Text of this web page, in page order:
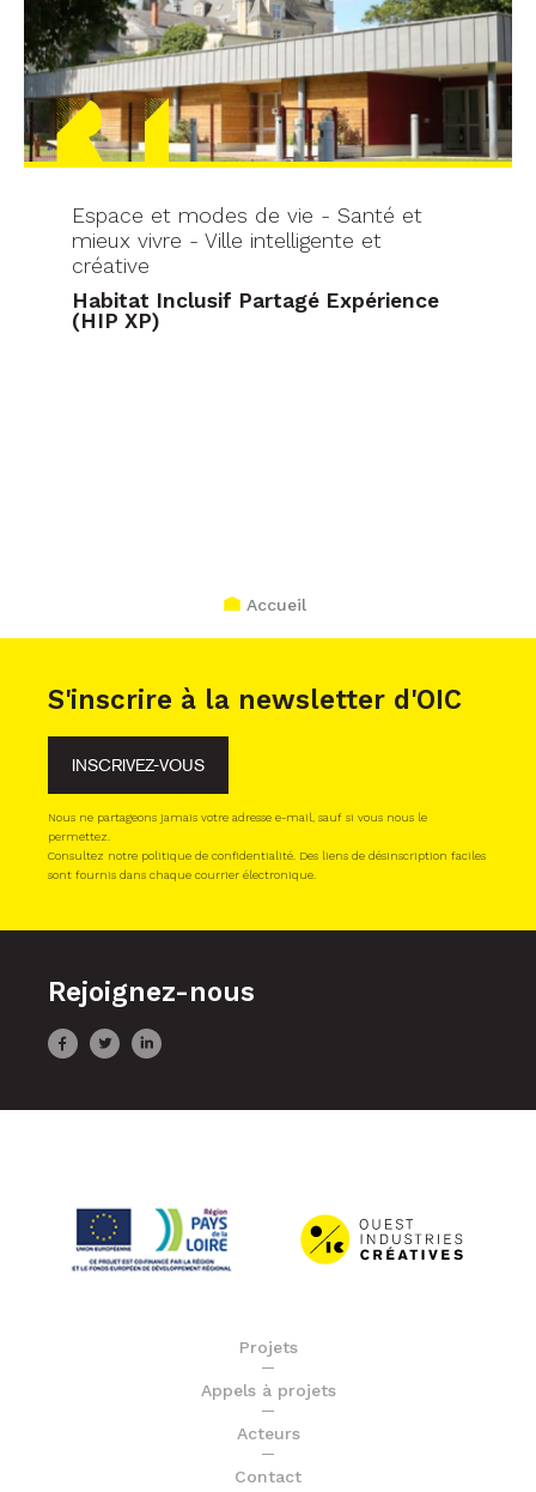
Espace et modes de vie - Santé et
mieux vivre - Ville intelligente et
créative
Habitat Inclusif Partagé Expérience
(HIP XP)
Accueil
S'inscrire à la newsletter d'OIC
INSCRIVEZ-VOUS
Nous ne partageons jamais votre adresse e-mail, sauf si vous nous le
permettez.
Consultez notre politique de confidentialité. Des liens de désinscription faciles
sont fournis dans chaque courrier électronique.
Rejoignez-nous
Projets
Appels à projets
Acteurs
Contact